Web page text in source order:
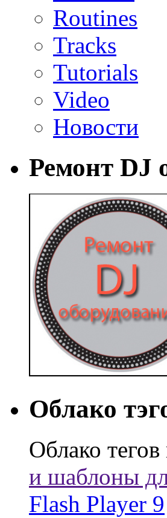
Routines
Tracks
Tutorials
Video
Новости
Ремонт DJ
Облако
Облако
и шаблоны
Flash Player 9